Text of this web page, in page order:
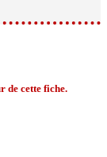
de cette fiche.